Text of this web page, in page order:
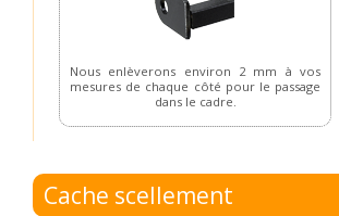
Nous enlèverons environ 2 mm à vos
mesures de chaque côté pour le passage
dans le cadre.
Cache scellement